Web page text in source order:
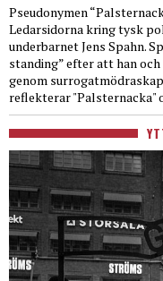
Pseudonymen
Ledarsidorna kring tysk
underbarnet Jens Spahn.
standing” efter att han
genom
reflekterar "Palsternacka"